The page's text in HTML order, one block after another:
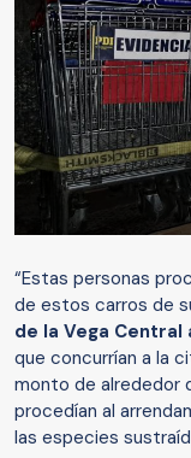
“Estas personas
de estos carros de
de la Vega
que concurrían a la
monto de alrededor
procedían al
las especies